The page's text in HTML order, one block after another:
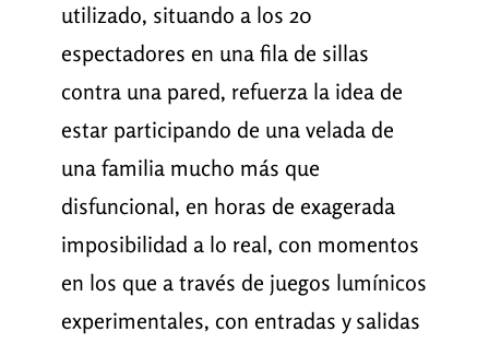
utilizado, situando a los 20
espectadores en una fila de sillas
contra una pared, refuerza la idea de
estar participando de una velada de
una familia mucho más que
disfuncional, en horas de exagerada
imposibilidad a lo real, con momentos
en los que a través de juegos lumínicos
experimentales, con entradas y salidas